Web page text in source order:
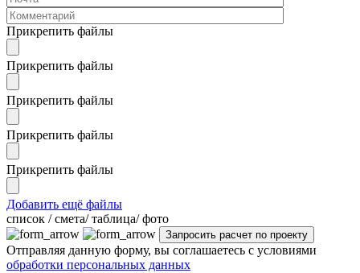
Прикрепить файлы
Прикрепить файлы
Прикрепить файлы
Прикрепить файлы
Прикрепить файлы
Добавить ещё файлы
cписок / смета/ таблица/ фото
Отправляя данную форму, вы соглашаетесь с условиями
обработки персональных данных